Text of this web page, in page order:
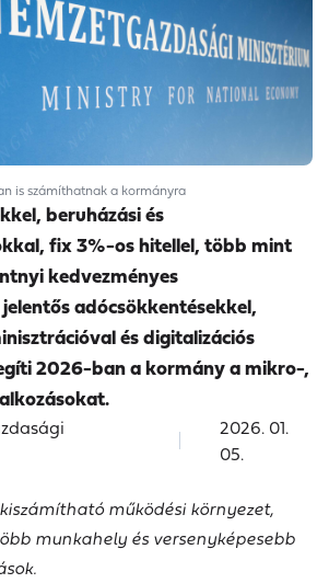
is számíthatnak a kormányra
beruházási és
fix 3%-os hitellel, több mint
kedvezményes
adócsökkentésekkel,
és digitalizációs
2026-ban a kormány a mikro-,
2026. 01.
05.
működési környezet,
munkahely és versenyképesebb